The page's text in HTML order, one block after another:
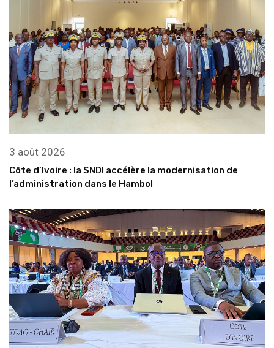
3 août 2026
Côte d’Ivoire : la SNDI accélère la modernisation de
l’administration dans le Hambol